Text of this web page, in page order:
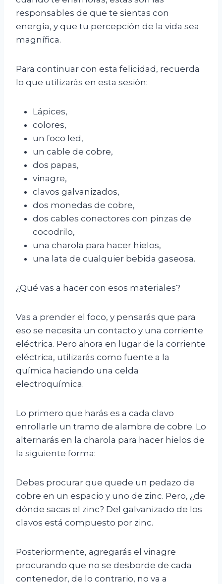
responsables de que te sientas con
energía, y que tu percepción de la vida sea
magnífica.
Para continuar con esta felicidad, recuerda
lo que utilizarás en esta sesión:
Lápices,
colores,
un foco led,
un cable de cobre,
dos papas,
vinagre,
clavos galvanizados,
dos monedas de cobre,
dos cables conectores con pinzas de
cocodrilo,
una charola para hacer hielos,
una lata de cualquier bebida gaseosa.
¿Qué vas a hacer con esos materiales?
Vas a prender el foco, y pensarás que para
eso se necesita un contacto y una corriente
eléctrica. Pero ahora en lugar de la corriente
eléctrica, utilizarás como fuente a la
química haciendo una celda
electroquímica.
Lo primero que harás es a cada clavo
enrollarle un tramo de alambre de cobre. Lo
alternarás en la charola para hacer hielos de
la siguiente forma:
Debes procurar que quede un pedazo de
cobre en un espacio y uno de zinc. Pero, ¿de
dónde sacas el zinc? Del galvanizado de los
clavos está compuesto por zinc.
Posteriormente, agregarás el vinagre
procurando que no se desborde de cada
contenedor, de lo contrario, no va a